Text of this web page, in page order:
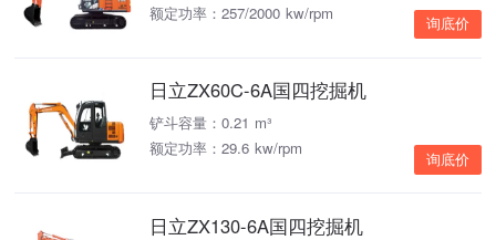
额定功率：257/2000 kw/rpm
询底价
日立ZX60C-6A国四挖掘机
铲斗容量：0.21 m³
额定功率：29.6 kw/rpm
询底价
日立ZX130-6A国四挖掘机